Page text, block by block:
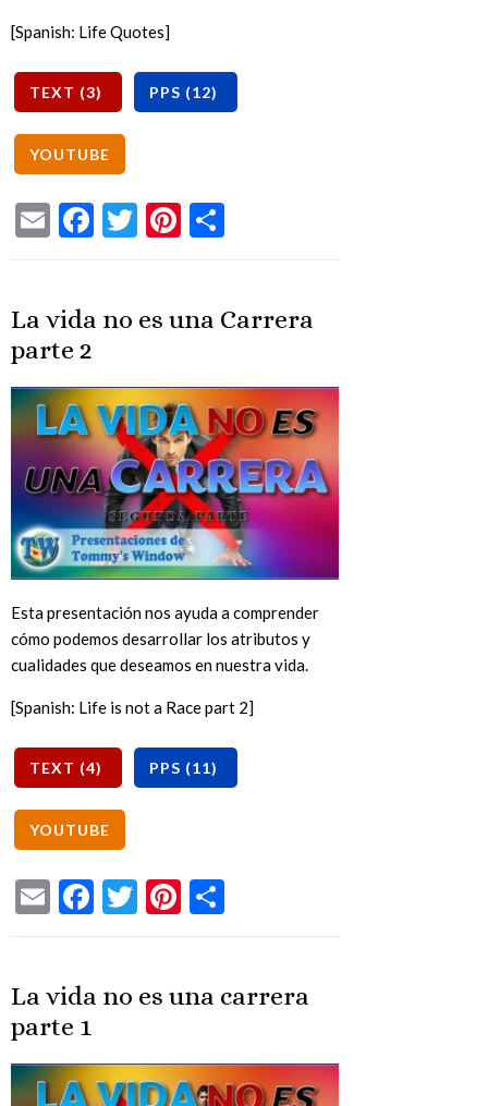
[Spanish: Life Quotes]
EmailFacebook
TwitterPinterest
La vida no es una Carrera
parte 2
Esta presentación nos ayuda a comprender
cómo podemos desarrollar los atributos y
cualidades que deseamos en nuestra vida.
[Spanish: Life is not a Race part 2]
EmailFacebook
TwitterPinterest
La vida no es una carrera
parte 1